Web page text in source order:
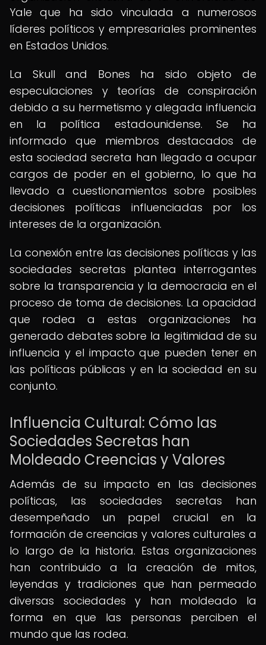
Yale que ha sido vinculada a numerosos
líderes políticos y empresariales prominentes
en Estados Unidos.
La Skull and Bones ha sido objeto de
especulaciones y teorías de conspiración
debido a su hermetismo y alegada influencia
en la política estadounidense. Se ha
informado que miembros destacados de
esta sociedad secreta han llegado a ocupar
cargos de poder en el gobierno, lo que ha
llevado a cuestionamientos sobre posibles
decisiones políticas influenciadas por los
intereses de la organización.
La conexión entre las decisiones políticas y las
sociedades secretas plantea interrogantes
sobre la transparencia y la democracia en el
proceso de toma de decisiones. La opacidad
que rodea a estas organizaciones ha
generado debates sobre la legitimidad de su
influencia y el impacto que pueden tener en
las políticas públicas y en la sociedad en su
conjunto.
Influencia Cultural: Cómo las
Sociedades Secretas han
Moldeado Creencias y Valores
Además de su impacto en las decisiones
políticas, las sociedades secretas han
desempeñado un papel crucial en la
formación de creencias y valores culturales a
lo largo de la historia. Estas organizaciones
han contribuido a la creación de mitos,
leyendas y tradiciones que han permeado
diversas sociedades y han moldeado la
forma en que las personas perciben el
mundo que las rodea.